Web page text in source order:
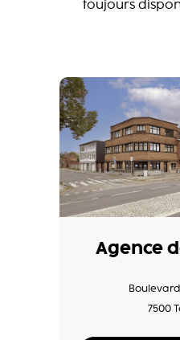
toujours
Agence
Boulevard
7500